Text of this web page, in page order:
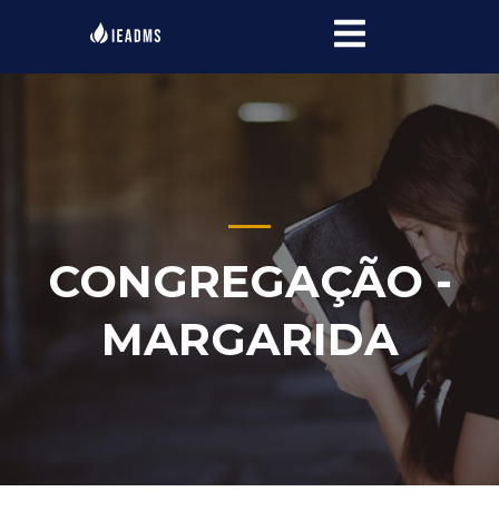
CONGREGAÇÃO -
MARGARIDA